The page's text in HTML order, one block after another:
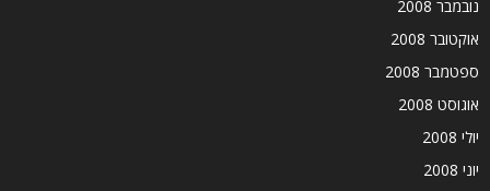
נובמבר 2008
אוקטובר 2008
ספטמבר 2008
אוגוסט 2008
יולי 2008
יוני 2008